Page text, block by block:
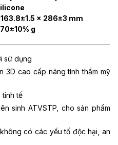
x 286±3 mm
g
sử dụng
3D cao cấp nâng tính thẩm mỹ
tinh tế
sinh ATVSTP, cho sản phẩm
có các yếu tố độc hại, an